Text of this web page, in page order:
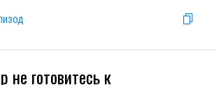
не готовитесь к